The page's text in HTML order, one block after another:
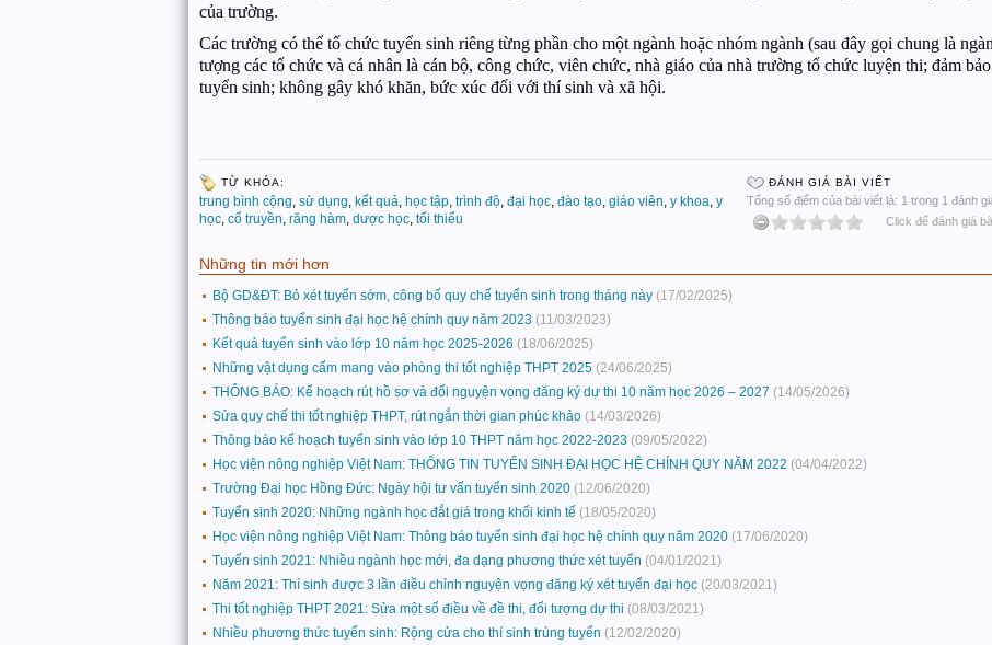
của trường.
Các trường có thể tổ chức tuyển sinh riêng từng phần cho một ngành hoặc nhóm ngành (sau đây gọi chung là
tượng các tổ chức và cá nhân là cán bộ, công chức, viên chức, nhà giáo của nhà trường tổ chức luyện thi; đảm
tuyển sinh; không gây khó khăn, bức xúc đối với thí sinh và xã hội.
TỪ KHÓA:
trung bình cộng, sử dụng, kết quả, học tập, trình độ, đại học, đào tạo, giáo viên, y khoa, y
học, cổ truyền, răng hàm, dược học, tối thiểu
ĐÁNH GIÁ BÀI VIẾT
Tổng số điểm của bài viết là: 1 trong 1 đánh
Click để đánh giá
Những tin mới hơn
Bộ GD&ĐT: Bỏ xét tuyển sớm, công bố quy chế tuyển sinh trong tháng này (17/02/2025)
Thông báo tuyển sinh đại học hệ chính quy năm 2023 (11/03/2023)
Kết quả tuyển sinh vào lớp 10 năm học 2025-2026 (18/06/2025)
Những vật dụng cấm mang vào phòng thi tốt nghiệp THPT 2025 (24/06/2025)
THÔNG BÁO: Kế hoạch rút hồ sơ và đổi nguyện vọng đăng ký dự thi 10 năm học 2026 – 2027 (14/05/2026)
Sửa quy chế thi tốt nghiệp THPT, rút ngắn thời gian phúc khảo (14/03/2026)
Thông báo kế hoạch tuyển sinh vào lớp 10 THPT năm học 2022-2023 (09/05/2022)
Học viện nông nghiệp Việt Nam: THÔNG TIN TUYỂN SINH ĐẠI HỌC HỆ CHÍNH QUY NĂM 2022 (04/04/2022)
Trường Đại học Hồng Đức: Ngày hội tư vấn tuyển sinh 2020 (12/06/2020)
Tuyển sinh 2020: Những ngành học đắt giá trong khối kinh tế (18/05/2020)
Học viện nông nghiệp Việt Nam: Thông báo tuyển sinh đại học hệ chính quy năm 2020 (17/06/2020)
Tuyển sinh 2021: Nhiều ngành học mới, đa dạng phương thức xét tuyển (04/01/2021)
Năm 2021: Thí sinh được 3 lần điều chỉnh nguyện vọng đăng ký xét tuyển đại học (20/03/2021)
Thi tốt nghiệp THPT 2021: Sửa một số điều về đề thi, đối tượng dự thi (08/03/2021)
Nhiều phương thức tuyển sinh: Rộng cửa cho thí sinh trúng tuyển (12/02/2020)